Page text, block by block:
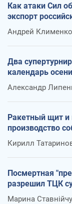
Как атаки Сил
экспорт
Андрей Клименко
Два
календарь
Александр
Ракетный щит и
производство
Кирилл
Посмертная
разрешил ТЦК
Марина